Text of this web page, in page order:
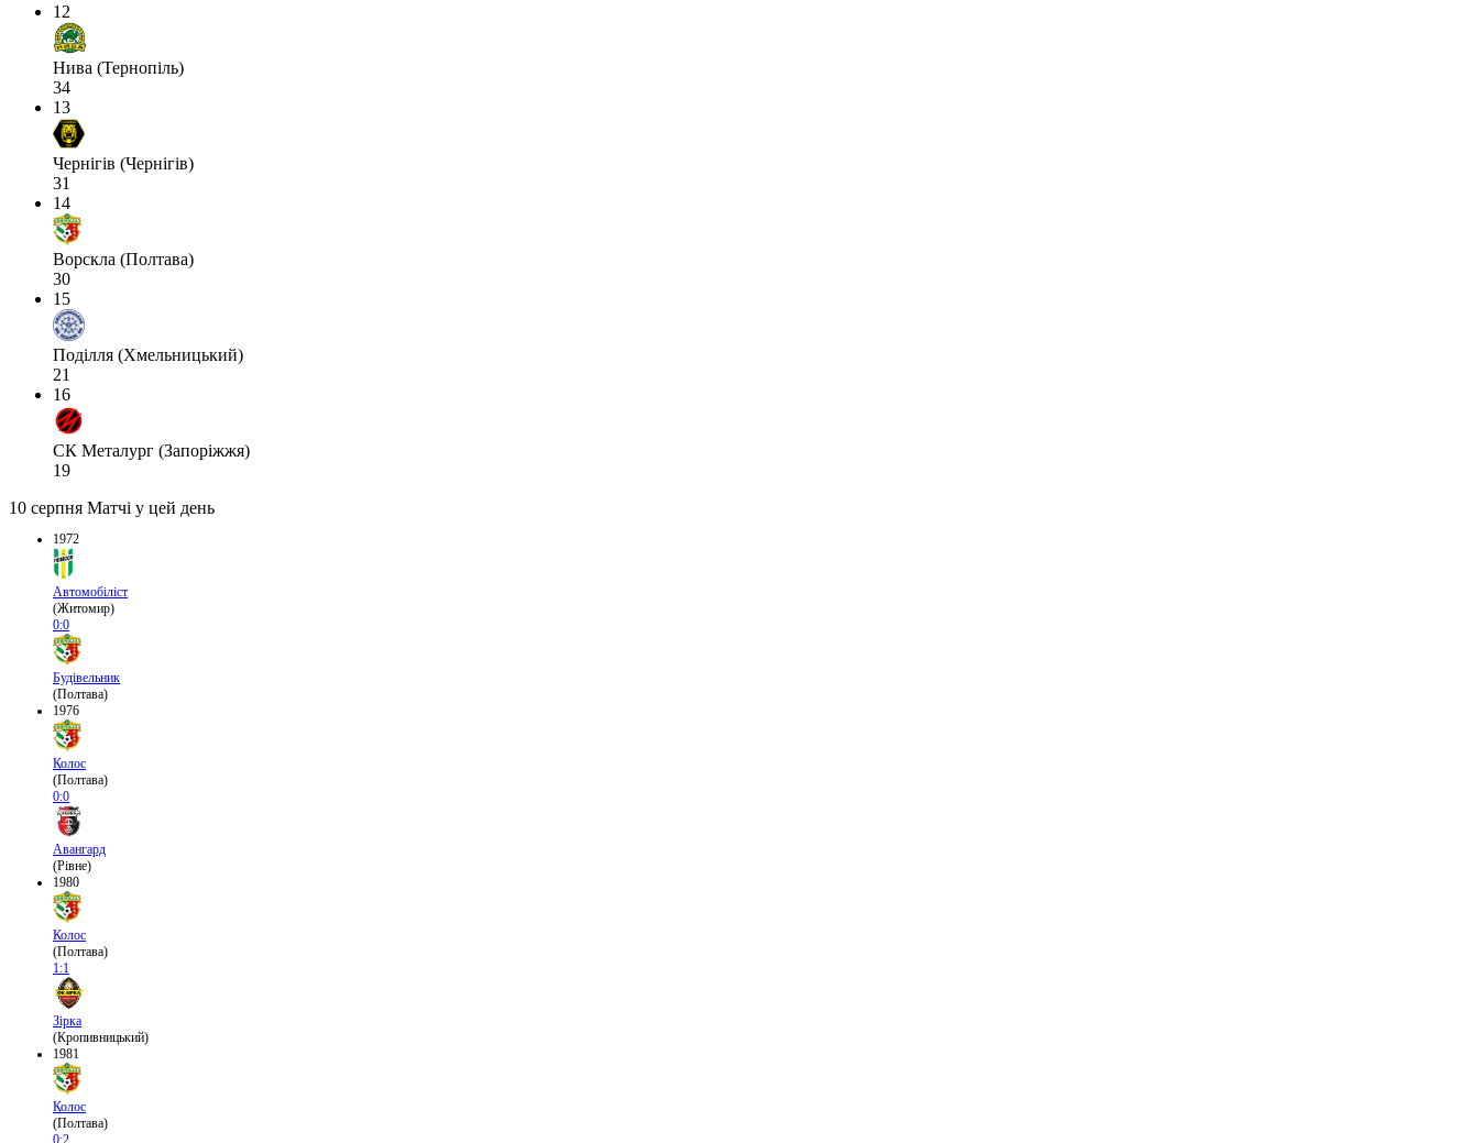
12
Нива (Тернопіль)
34
13
Чернігів (Чернігів)
31
14
Ворскла (Полтава)
30
15
Поділля (Хмельницький)
21
16
СК Металург (Запоріжжя)
19
10 серпня Матчі у цей день
1972
Автомобіліст
(Житомир)
0:0
Будівельник
(Полтава)
1976
Колос
(Полтава)
0:0
Авангард
(Рівне)
1980
Колос
(Полтава)
1:1
Зірка
(Кропивницький)
1981
Колос
(Полтава)